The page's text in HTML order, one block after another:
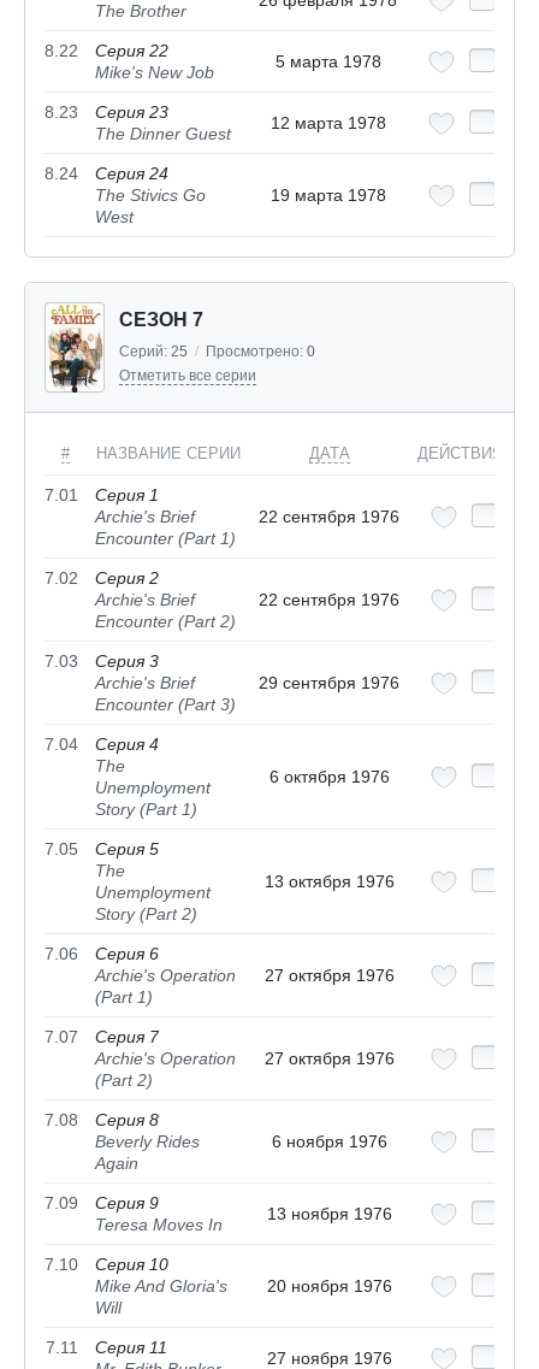
The Brother
8.22
Серия 22
Mike's New Job
5 марта 1978
8.23
Серия 23
The Dinner Guest
12 марта 1978
8.24
Серия 24
The Stivics Go
West
19 марта 1978
СЕЗОН 7
Серий: 25 / Просмотрено: 0
Отметить все серии
# НАЗВАНИЕ СЕРИИ ДАТА ДЕЙСТВИЯ
7.01
Серия 1
Archie's Brief
Encounter (Part 1)
22 сентября 1976
7.02
Серия 2
Archie's Brief
Encounter (Part 2)
22 сентября 1976
7.03
Серия 3
Archie's Brief
Encounter (Part 3)
29 сентября 1976
7.04
Серия 4
The
Unemployment
Story (Part 1)
6 октября 1976
7.05
Серия 5
The
Unemployment
Story (Part 2)
13 октября 1976
7.06
Серия 6
Archie's Operation
(Part 1)
27 октября 1976
7.07
Серия 7
Archie's Operation
(Part 2)
27 октября 1976
7.08
Серия 8
Beverly Rides
Again
6 ноября 1976
7.09
Серия 9
Teresa Moves In
13 ноября 1976
7.10
Серия 10
Mike And Gloria's
Will
20 ноября 1976
7.11
Серия 11
27 ноября 1976